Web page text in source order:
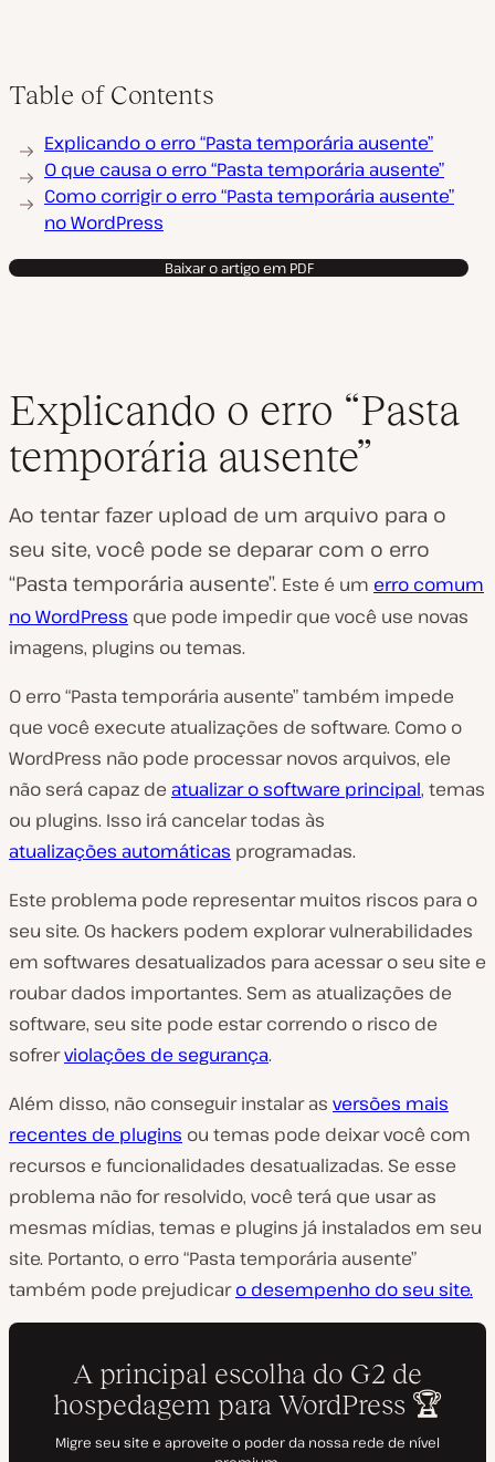
Table of Contents
Explicando o erro “Pasta temporária ausente”
O que causa o erro “Pasta temporária ausente”
Como corrigir o erro “Pasta temporária ausente”
no WordPress
Baixar o artigo em PDF
Explicando o erro “Pasta
temporária ausente”
Ao tentar fazer upload de um arquivo para o
seu site, você pode se deparar com o erro
“Pasta temporária ausente”. Este é um erro comum
no WordPress que pode impedir que você use novas
imagens, plugins ou temas.
O erro “Pasta temporária ausente” também impede
que você execute atualizações de software. Como o
WordPress não pode processar novos arquivos, ele
não será capaz de atualizar o software principal, temas
ou plugins. Isso irá cancelar todas às
atualizações automáticas programadas.
Este problema pode representar muitos riscos para o
seu site. Os hackers podem explorar vulnerabilidades
em softwares desatualizados para acessar o seu site e
roubar dados importantes. Sem as atualizações de
software, seu site pode estar correndo o risco de
sofrerviolações de segurança.
Além disso, não conseguir instalar as versões mais
recentes de plugins ou temas pode deixar você com
recursos e funcionalidades desatualizadas. Se esse
problema não for resolvido, você terá que usar as
mesmas mídias, temas e plugins já instalados em seu
site. Portanto, o erro “Pasta temporária ausente”
também pode prejudicaro desempenho do seu site.